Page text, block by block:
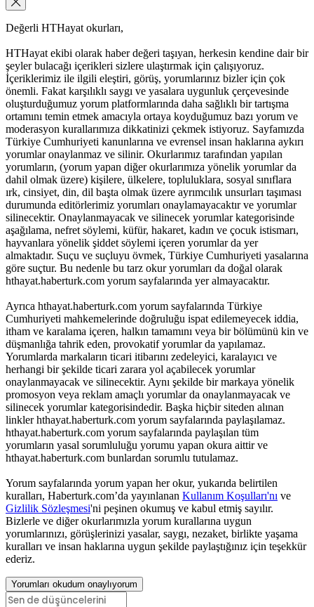
Değerli HTHayat okurları,
HTHayat ekibi olarak haber değeri taşıyan, herkesin kendine dair bir
şeyler bulacağı içerikleri sizlere ulaştırmak için çalışıyoruz.
İçeriklerimiz ile ilgili eleştiri, görüş, yorumlarınız bizler için çok
önemli. Fakat karşılıklı saygı ve yasalara uygunluk çerçevesinde
oluşturduğumuz yorum platformlarında daha sağlıklı bir tartışma
ortamını temin etmek amacıyla ortaya koyduğumuz bazı yorum ve
moderasyon kurallarımıza dikkatinizi çekmek istiyoruz. Sayfamızda
Türkiye Cumhuriyeti kanunlarına ve evrensel insan haklarına aykırı
yorumlar onaylanmaz ve silinir. Okurlarımız tarafından yapılan
yorumların, (yorum yapan diğer okurlarımıza yönelik yorumlar da
dahil olmak üzere) kişilere, ülkelere, topluluklara, sosyal sınıflara
ırk, cinsiyet, din, dil başta olmak üzere ayrımcılık unsurları taşıması
durumunda editörlerimiz yorumları onaylamayacaktır ve yorumlar
silinecektir. Onaylanmayacak ve silinecek yorumlar kategorisinde
aşağılama, nefret söylemi, küfür, hakaret, kadın ve çocuk istismarı,
hayvanlara yönelik şiddet söylemi içeren yorumlar da yer
almaktadır. Suçu ve suçluyu övmek, Türkiye Cumhuriyeti yasalarına
göre suçtur. Bu nedenle bu tarz okur yorumları da doğal olarak
hthayat.haberturk.com yorum sayfalarında yer almayacaktır.
Ayrıca hthayat.haberturk.com yorum sayfalarında Türkiye
Cumhuriyeti mahkemelerinde doğruluğu ispat edilemeyecek iddia,
itham ve karalama içeren, halkın tamamını veya bir bölümünü kin ve
düşmanlığa tahrik eden, provokatif yorumlar da yapılamaz.
Yorumlarda markaların ticari itibarını zedeleyici, karalayıcı ve
herhangi bir şekilde ticari zarara yol açabilecek yorumlar
onaylanmayacak ve silinecektir. Aynı şekilde bir markaya yönelik
promosyon veya reklam amaçlı yorumlar da onaylanmayacak ve
silinecek yorumlar kategorisindedir. Başka hiçbir siteden alınan
linkler hthayat.haberturk.com yorum sayfalarında paylaşılamaz.
hthayat.haberturk.com yorum sayfalarında paylaşılan tüm
yorumların yasal sorumluluğu yorumu yapan okura aittir ve
hthayat.haberturk.com bunlardan sorumlu tutulamaz.
Yorum sayfalarında yorum yapan her okur, yukarıda belirtilen
kuralları, Haberturk.com’da yayınlanan Kullanım Koşulları'nı ve
Gizlilik Sözleşmesi'ni peşinen okumuş ve kabul etmiş sayılır.
Bizlerle ve diğer okurlarımızla yorum kurallarına uygun
yorumlarınızı, görüşlerinizi yasalar, saygı, nezaket, birlikte yaşama
kuralları ve insan haklarına uygun şekilde paylaştığınız için teşekkür
ederiz.
Yorumları okudum onaylıyorum